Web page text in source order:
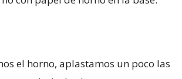
el horno, aplastamos un poco las